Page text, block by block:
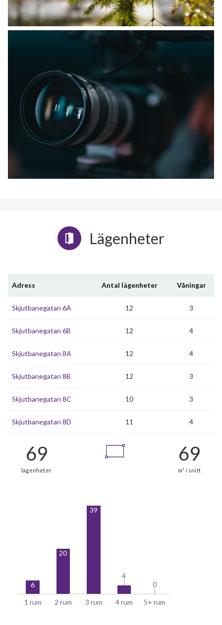
Lägenheter
Adress Antal lägenheter Våningar
Skjutbanegatan 6A 12 3
Skjutbanegatan 6B 12 4
Skjutbanegatan 8A 12 4
Skjutbanegatan 8B 12 3
Skjutbanegatan 8C 10 3
Skjutbanegatan 8D 11 4
1 rum 2 rum 3 rum 4 rum 5+ rum
6
20
39
4
4
0
0